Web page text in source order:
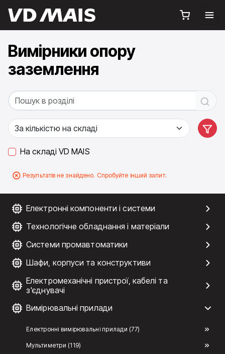
Електронні компоненти і системи
Технологічне обладнання і матеріали
Системи промавтоматики
Шафи, корпуси та конструктиви
Електромеханічні пристрої, кабелі та
з'єднувачі
Вимірювальні прилади
Електронні вимірювальні прилади (77)
Мультиметри (119)
Вимірники опору
заземлення
На складі VD MAIS
Результатів не знайдено. Спробуйте інший запит.